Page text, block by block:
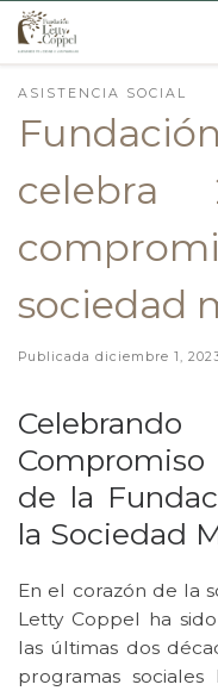
Skip to content
ASISTENCIA SOCIAL
sociedad
Publicada diciembre 1,
de la
la Sociedad
En el corazón de la
Letty Coppel ha
las últimas dos
programas